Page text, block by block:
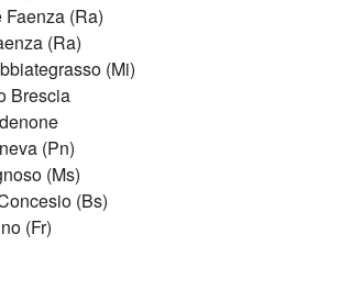
(Ra)
(Ra)
(Mi)
Brescia
(Pn)
(Ms)
(Bs)
(Fr)